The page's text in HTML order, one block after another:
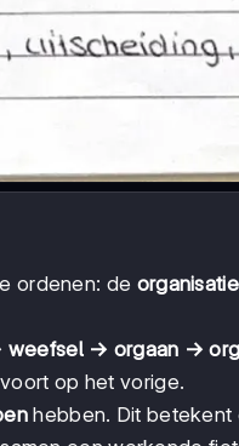
ordenen: de
→ orgaan →
op het vorige.
hebben. Dit betekent